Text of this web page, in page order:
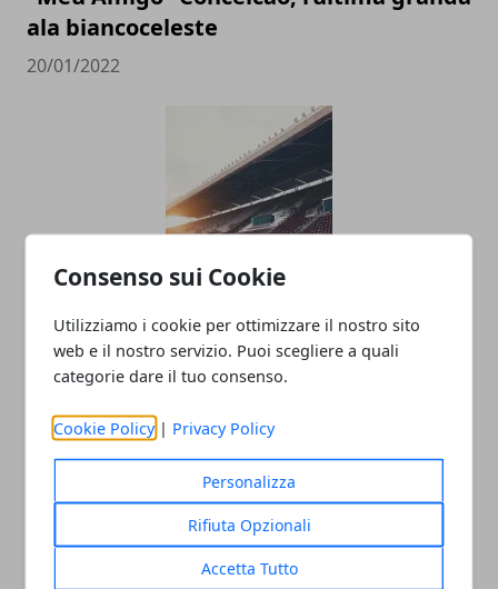
Consenso sui Cookie
Utilizziamo i cookie per ottimizzare il nostro sito
web e il nostro servizio. Puoi scegliere a quali
categorie dare il tuo consenso.
Cookie Policy | Privacy Policy
Personalizza
Rifiuta Opzionali
Accetta Tutto
ala biancoceleste
20/01/2022
dilettantistico in Italia
14/12/2020